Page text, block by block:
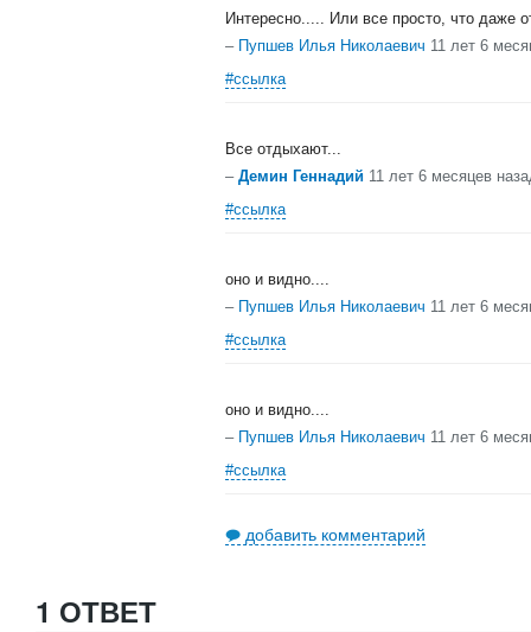
Интересно..... Или все просто, что даже
– Пупшев Илья Николаевич 11 лет 6
#ссылка
Все отдыхают...
– Демин Геннадий 11 лет 6 месяцев
#ссылка
оно и видно....
– Пупшев Илья Николаевич 11 лет 6
#ссылка
оно и видно....
– Пупшев Илья Николаевич 11 лет 6
#ссылка
добавить комментарий
1 ОТВЕТ